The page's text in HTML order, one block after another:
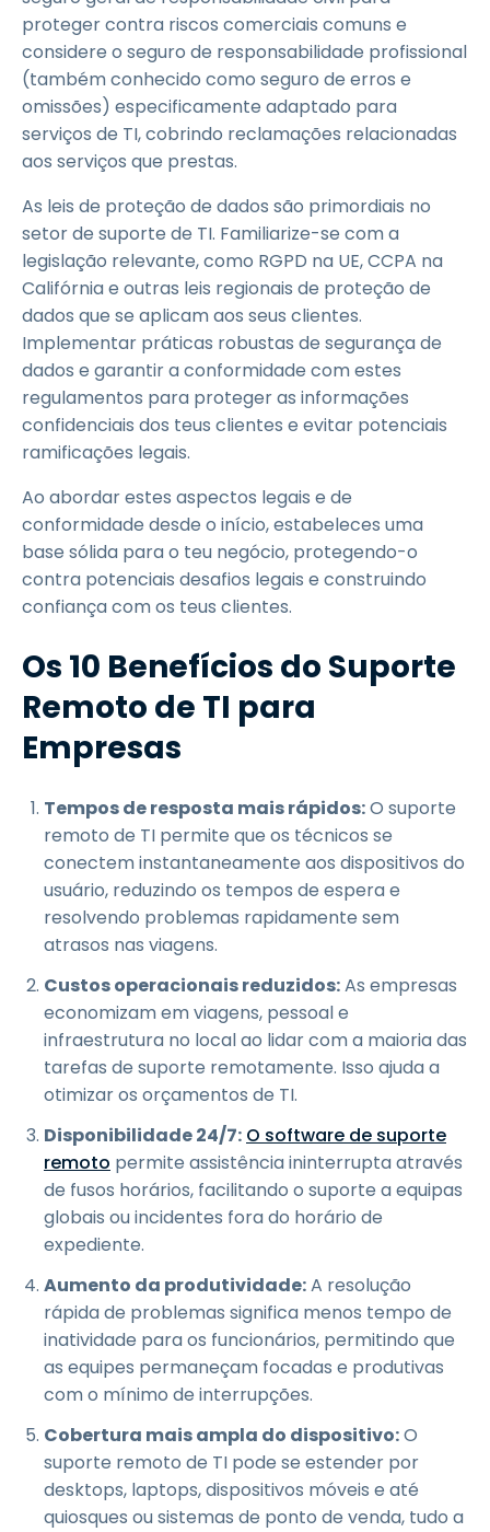
proteger contra riscos comerciais comuns e
considere o seguro de responsabilidade profissional
(também conhecido como seguro de erros e
omissões) especificamente adaptado para
serviços de TI, cobrindo reclamações relacionadas
aos serviços que prestas.
As leis de proteção de dados são primordiais no
setor de suporte de TI. Familiarize-se com a
legislação relevante, como RGPD na UE, CCPA na
Califórnia e outras leis regionais de proteção de
dados que se aplicam aos seus clientes.
Implementar práticas robustas de segurança de
dados e garantir a conformidade com estes
regulamentos para proteger as informações
confidenciais dos teus clientes e evitar potenciais
ramificações legais.
Ao abordar estes aspectos legais e de
conformidade desde o início, estabeleces uma
base sólida para o teu negócio, protegendo-o
contra potenciais desafios legais e construindo
confiança com os teus clientes.
Os 10 Benefícios do Suporte
Remoto de TI para
Empresas
Tempos de resposta mais rápidos:O suporte
remoto de TI permite que os técnicos se
conectem instantaneamente aos dispositivos do
usuário, reduzindo os tempos de espera e
resolvendo problemas rapidamente sem
atrasos nas viagens.
Custos operacionais reduzidos:As empresas
economizam em viagens, pessoal e
infraestrutura no local ao lidar com a maioria das
tarefas de suporte remotamente. Isso ajuda a
otimizar os orçamentos de TI.
Disponibilidade 24/7: O software de suporte
remoto permite assistência ininterrupta através
de fusos horários, facilitando o suporte a equipas
globais ou incidentes fora do horário de
expediente.
Aumento da produtividade:A resolução
rápida de problemas significa menos tempo de
inatividade para os funcionários, permitindo que
as equipes permaneçam focadas e produtivas
com o mínimo de interrupções.
Cobertura mais ampla do dispositivo:O
suporte remoto de TI pode se estender por
desktops, laptops, dispositivos móveis e até
quiosques ou sistemas de ponto de venda, tudo a